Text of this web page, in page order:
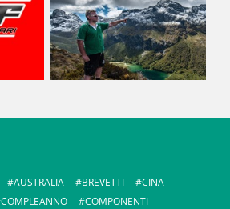
AUSTRALIA BREVETTI
CINA
COMPLEANNO
COMPONENTI